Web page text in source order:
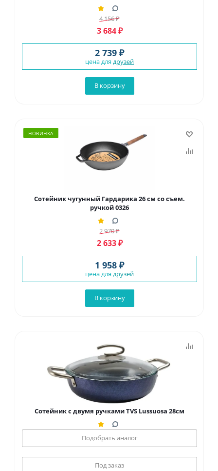
4 156₽
3 684₽
2 739 ₽
цена для друзей
В корзину
НОВИНКА
Сотейник чугунный Гардарика 26 см со съем.
ручкой 0326
2 970₽
2 633₽
1 958 ₽
цена для друзей
В корзину
Сотейник с двумя ручками TVS Lussuosa 28см
Подобрать аналог
Под заказ